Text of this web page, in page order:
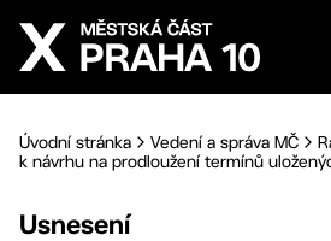
Přejít na hlavní obsah
Úvodní stránka Vedení a správa MČ
k návrhu na prodloužení termínů
Usnesení